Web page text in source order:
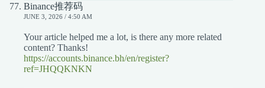
Binance推荐码
JUNE 3, 2026 / 4:50 AM
Your article helped me a lot, is there any more related
content? Thanks!
https://accounts.binance.bh/en/register?
ref=JHQQKNKN